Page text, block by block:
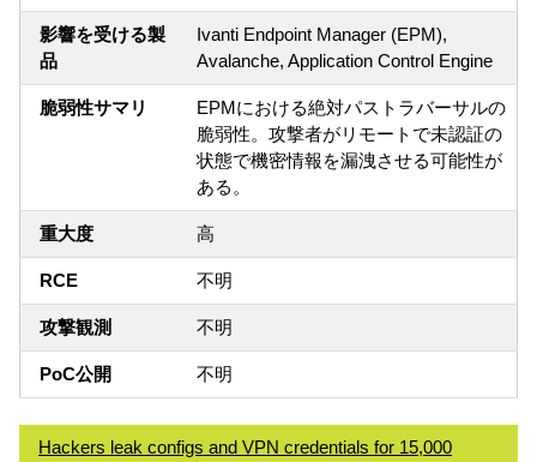
影響を受ける製
品
Ivanti Endpoint Manager (EPM),
Avalanche, Application Control Engine
脆弱性サマリ
EPMにおける絶対パストラバーサルの
脆弱性。攻撃者がリモートで未認証の
状態で機密情報を漏洩させる可能性が
ある。
重大度 高
RCE 不明
攻撃観測 不明
PoC公開 不明
Hackers leak configs and VPN credentials for 15,000